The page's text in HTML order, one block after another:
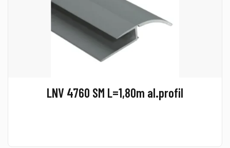
LNV 4760 SM L=1,80m al.profil